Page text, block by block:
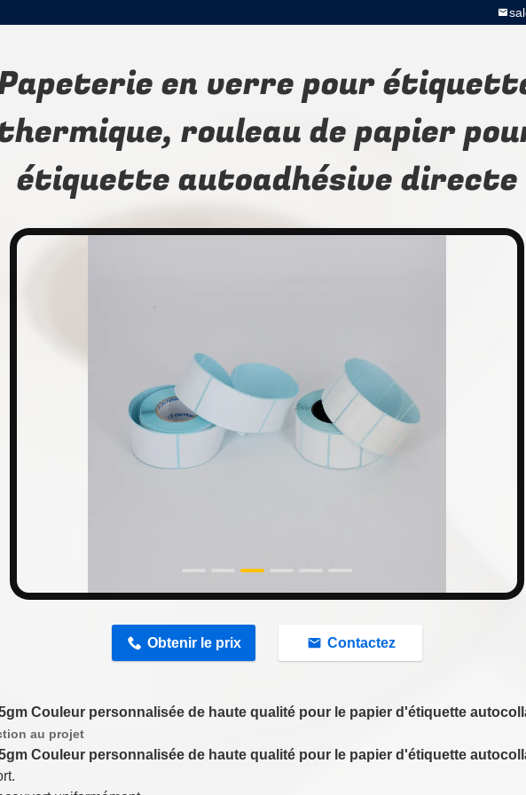
en verre pour
rouleau de papier
étiquette autoadhésive directe
Obtenir le prix Contactez
Couleur personnalisée de haute qualité pour le papier d'étiquette
au projet
Couleur personnalisée de haute qualité pour le papier d'étiquette